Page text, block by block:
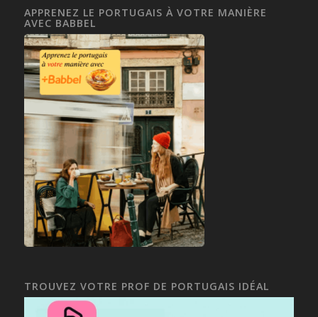
APPRENEZ LE PORTUGAIS À VOTRE MANIÈRE
AVEC BABBEL
TROUVEZ VOTRE PROF DE PORTUGAIS IDÉAL